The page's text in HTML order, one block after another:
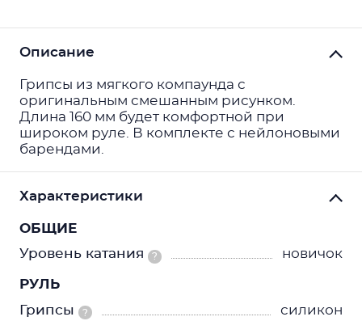
Описание
Грипсы из мягкого компаунда с
оригинальным смешанным рисунком.
Длина 160 мм будет комфортной при
широком руле. В комплекте с нейлоновыми
барендами.
Характеристики
ОБЩИЕ
Уровень катания
? новичок
РУЛЬ
Грипсы
?
силикон